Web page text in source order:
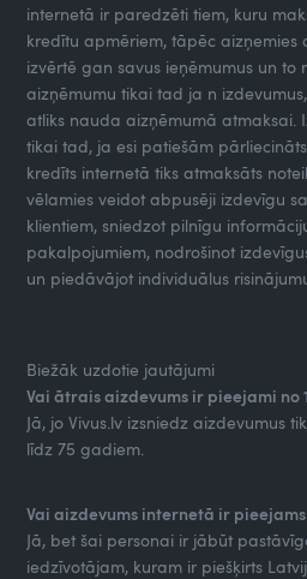
internetā ir paredzēti tiem, kuru
kredītu apmēriem, tāpēc aizņemies
izvērtē gan savus ieņēmumus un to
aizņēmumu tikai tad ja n
atliks nauda aizņēmumā atmaksai.
tikai tad, ja esi patiešām
kredīts internetā tiks atmaksāts
vēlamies veidot abpusēji izdevīgu
klientiem, sniedzot pilnīgu
pakalpojumiem, nodrošinot
un piedāvājot individuālus
Biežāk uzdotie jautājumi
Vai ātrais aizdevums ir pieejami no
Jā, jo Vivus.lv izsniedz aizdevumus
līdz 75 gadiem.
Vai aizdevums internetā ir
Jā, bet šai personai ir jābūt
iedzīvotājam, kuram ir piešķirts